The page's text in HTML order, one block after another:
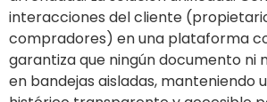
interacciones del cliente
compradores) en una plataforma
garantiza que ningún documento ni
en bandejas aisladas, manteniendo